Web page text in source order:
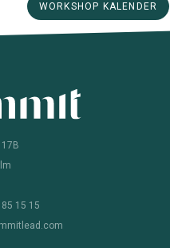
WORKSHOP KALENDER
15 15